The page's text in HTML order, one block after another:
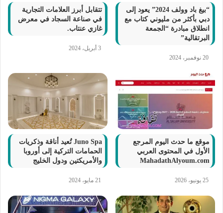
“بيغ باد وولف 2024” يعود إلى
دبي بأكثر من مليوني كتاب مع
انطلاق مبادرة “الجمعة
البرتقالية”
20 نوفمبر، 2024
تتقابل أبرز العلامات التجارية
في صناعة السجاد في معرض
غازي عنتاب.
3 أبريل، 2024
موقع ما حدث اليوم المرجع
الأول في المحتوى العربي
MahadathAlyoum.com
25 يونيو، 2026
Juno Spa تُعيد أناقة وذكريات
الحمامات التركية إلى أوروبا
والأمريكتين ودول الخليج
21 مايو، 2024